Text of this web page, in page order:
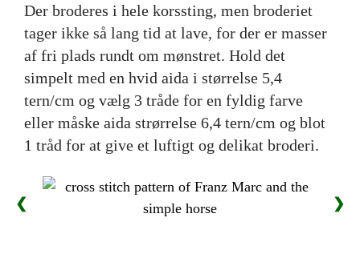
Der broderes i hele korssting, men broderiet
tager ikke så lang tid at lave, for der er masser
af fri plads rundt om mønstret. Hold det
simpelt med en hvid aida i størrelse 5,4
tern/cm og vælg 3 tråde for en fyldig farve
eller måske aida strørrelse 6,4 tern/cm og blot
1 tråd for at give et luftigt og delikat broderi.
❮ ❯